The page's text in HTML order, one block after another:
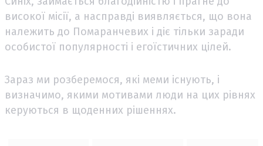
високої місії, а насправді виявляється, що вона
належить до Помаранчевих і діє тільки заради
особистої популярності і егоїстичних цілей.
Зараз ми розберемося, які меми існують, і
визначимо, якими мотивами люди на цих рівнях
керуються в щоденних рішеннях.